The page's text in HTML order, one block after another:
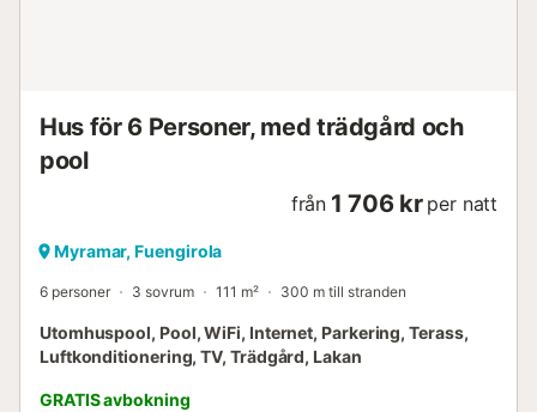
Hus för 6 Personer, med trädgård och
pool
från 1 706 kr per natt
Myramar, Fuengirola
6 personer 3 sovrum 111 m² 300 m till stranden
Utomhuspool, Pool, WiFi, Internet, Parkering, Terass,
Luftkonditionering, TV, Trädgård, Lakan
GRATIS avbokning